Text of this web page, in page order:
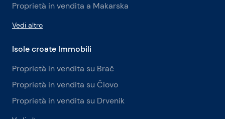
Proprietà in vendita a Makarska
Vedi altro
Isole croate Immobili
Proprietà in vendita su Brač
Proprietà in vendita su Čiovo
Proprietà in vendita su Drvenik